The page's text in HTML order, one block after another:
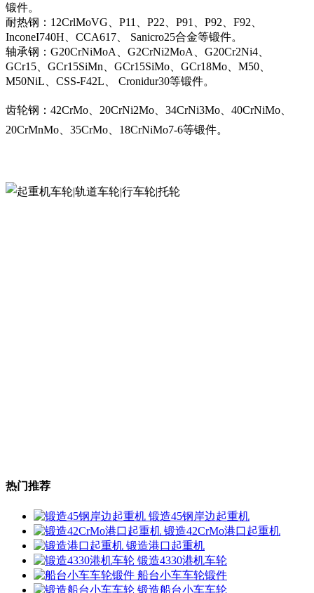
锻件。
耐热钢：12CrlMoVG、P11、P22、P91、P92、F92、
InconeI740H、CCA617、 Sanicro25合金等锻件。
轴承钢：G20CrNiMoA、G2CrNi2MoA、G20Cr2Ni4、
GCr15、GCr15SiMn、GCr15SiMo、GCr18Mo、M50、
M50NiL、CSS-F42L、 Cronidur30等锻件。
齿轮钢：42CrMo、20CrNi2Mo、34CrNi3Mo、40CrNiMo、
20CrMnMo、35CrMo、18CrNiMo7-6等锻件。
热门推荐
锻造45钢岸边起重机
锻造42CrMo港口起重机
锻造港口起重机
锻造4330港机车轮
船台小车车轮锻件
锻造船台小车车轮